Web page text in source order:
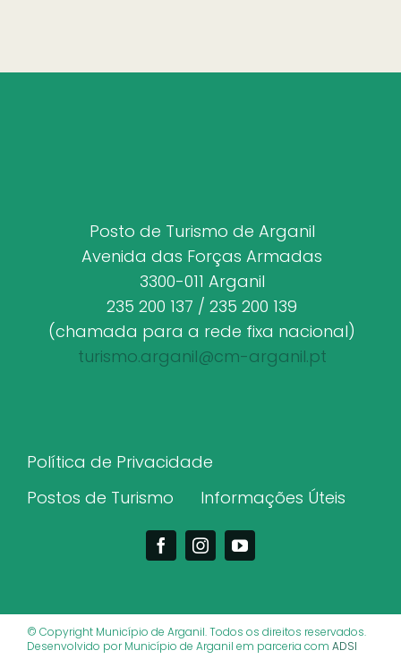
Posto de Turismo de Arganil
Avenida das Forças Armadas
3300-011 Arganil
235 200 137 / 235 200 139
(chamada para a rede fixa nacional)
turismo.arganil@cm-arganil.pt
Política de Privacidade
Postos de Turismo
Informações Úteis
© Copyright Município de Arganil. Todos os direitos reservados.
Desenvolvido por Município de Arganil em parceria com ADSI